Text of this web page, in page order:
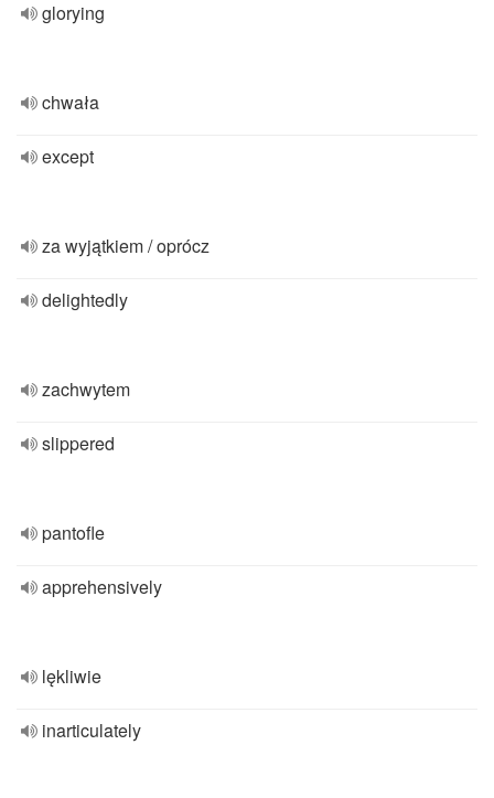
glorying
chwała
except
za wyjątkiem / oprócz
delightedly
zachwytem
slippered
pantofle
apprehensively
lękliwie
inarticulately